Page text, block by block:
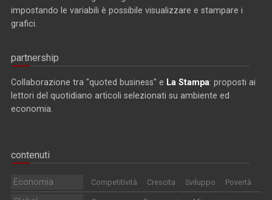
impostando le variabili è possibile visualizzare e stampare i
grafici.
partnership
Collaborazione tra "quoted business" e La Stampa: proposti ai
lettori del quotidiano articoli selezionati su ambiente ed
economia.
contenuti
Economia Competitività Crescita Sviluppo Povertà